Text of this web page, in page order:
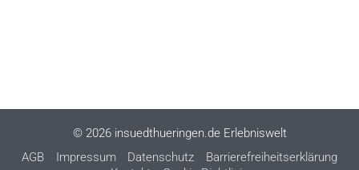
© 2026 insuedthueringen.de Erlebniswelt
AGB
Impressum Datenschutz
Barrierefreiheitserklärung